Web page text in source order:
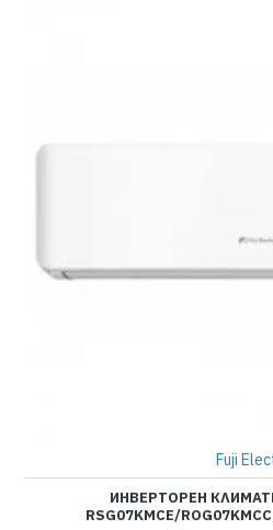
Fuji
ИНВЕРТОРЕН
RSG07KMCE/